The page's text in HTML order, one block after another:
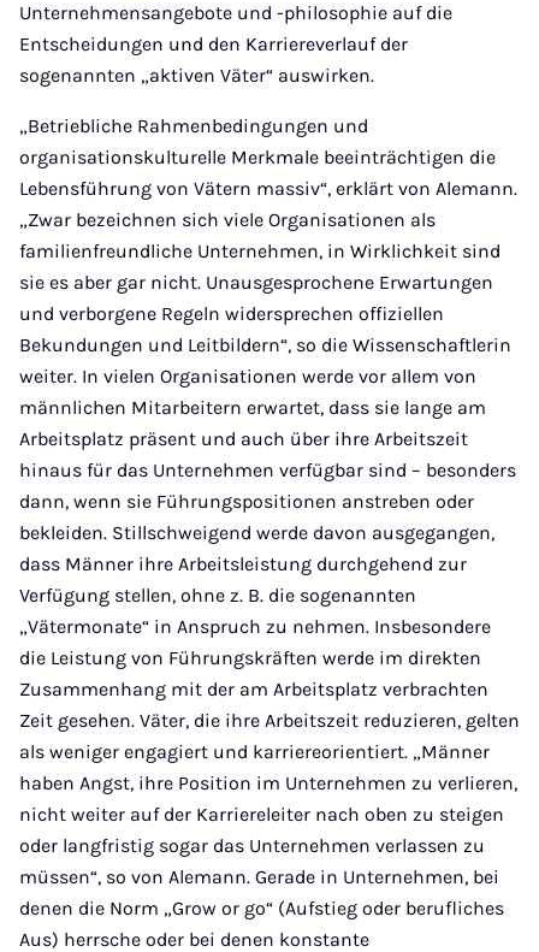
Unternehmensangebote und -philosophie auf die
Entscheidungen und den Karriereverlauf der
sogenannten „aktiven Väter“ auswirken.
„Betriebliche Rahmenbedingungen und
organisationskulturelle Merkmale beeinträchtigen die
Lebensführung von Vätern massiv“, erklärt von Alemann.
„Zwar bezeichnen sich viele Organisationen als
familienfreundliche Unternehmen, in Wirklichkeit sind
sie es aber gar nicht. Unausgesprochene Erwartungen
und verborgene Regeln widersprechen offiziellen
Bekundungen und Leitbildern“, so die Wissenschaftlerin
weiter. In vielen Organisationen werde vor allem von
männlichen Mitarbeitern erwartet, dass sie lange am
Arbeitsplatz präsent und auch über ihre Arbeitszeit
hinaus für das Unternehmen verfügbar sind – besonders
dann, wenn sie Führungspositionen anstreben oder
bekleiden. Stillschweigend werde davon ausgegangen,
dass Männer ihre Arbeitsleistung durchgehend zur
Verfügung stellen, ohne z. B. die sogenannten
„Vätermonate“ in Anspruch zu nehmen. Insbesondere
die Leistung von Führungskräften werde im direkten
Zusammenhang mit der am Arbeitsplatz verbrachten
Zeit gesehen. Väter, die ihre Arbeitszeit reduzieren, gelten
als weniger engagiert und karriereorientiert. „Männer
haben Angst, ihre Position im Unternehmen zu verlieren,
nicht weiter auf der Karriereleiter nach oben zu steigen
oder langfristig sogar das Unternehmen verlassen zu
müssen“, so von Alemann. Gerade in Unternehmen, bei
denen die Norm „Grow or go“ (Aufstieg oder berufliches
Aus) herrsche oder bei denen konstante